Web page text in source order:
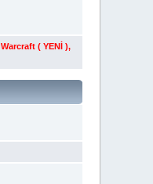
( YENİ ),